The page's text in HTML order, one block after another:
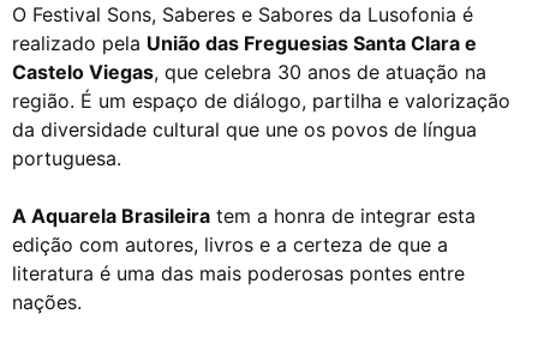
O Festival Sons, Saberes e Sabores da Lusofonia é
realizado pela União das Freguesias Santa Clara e
Castelo Viegas, que celebra 30 anos de atuação na
região. É um espaço de diálogo, partilha e valorização
da diversidade cultural que une os povos de língua
portuguesa.
A Aquarela Brasileira tem a honra de integrar esta
edição com autores, livros e a certeza de que a
literatura é uma das mais poderosas pontes entre
nações.